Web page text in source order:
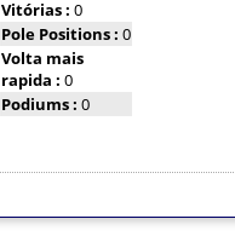
Vitórias : 0
Pole Positions : 0
Volta mais
rapida : 0
Podiums : 0